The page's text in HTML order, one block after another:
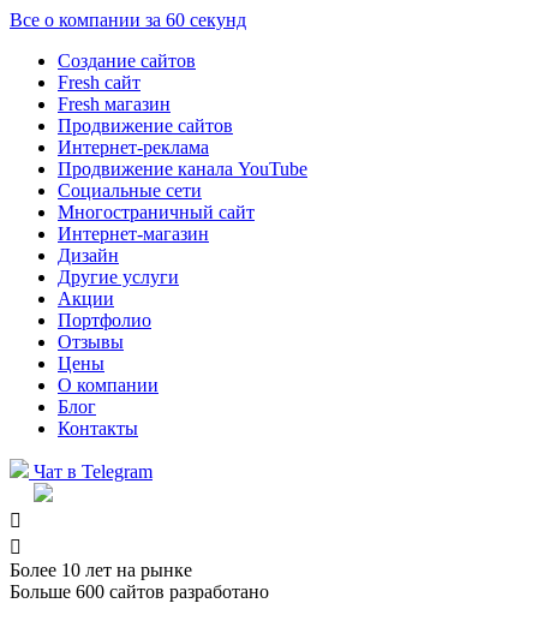
Все о компании за 60 секунд
Создание сайтов
Fresh сайт
Fresh магазин
Продвижение сайтов
Интернет-реклама
Продвижение канала YouTube
Социальные сети
Многостраничный сайт
Интернет-магазин
Дизайн
Другие услуги
Акции
Портфолио
Отзывы
Цены
О компании
Блог
Контакты
Чат в Telegram


Более 10 лет на рынке
Больше 600 сайтов разработано